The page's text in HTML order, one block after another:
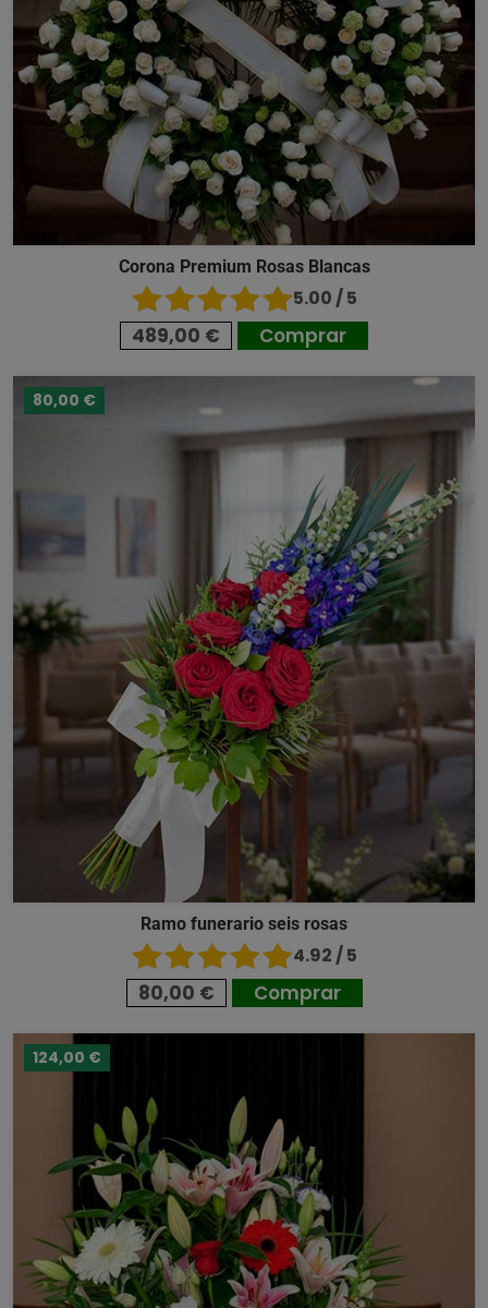
Corona Premium Rosas Blancas
5.00 / 5
489,00 € Comprar
80,00 €
Ramo funerario seis rosas
4.92 / 5
80,00 € Comprar
124,00 €